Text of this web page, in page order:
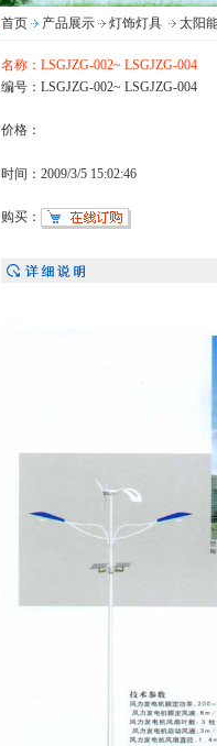
首页 产品展示 灯饰灯具 太阳
名称：LSGJZG-002~ LSGJZG-004
编号：LSGJZG-002~ LSGJZG-004
价格：
时间：2009/3/5 15:02:46
购买：